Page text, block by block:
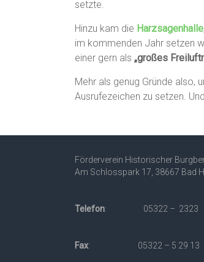
setzte.
Hinzu kam die Harzsagenhalle
im kommenden Jahr setzen
einer gern als „großes
Mehr als genug Gründe also,
Ausrufezeichen zu setzen.
Förderverein Historischer
Am Schlosspark 17, 38667 Bad
Telefon: 05322 – 2323
Fax: 05322 – 5 29 13